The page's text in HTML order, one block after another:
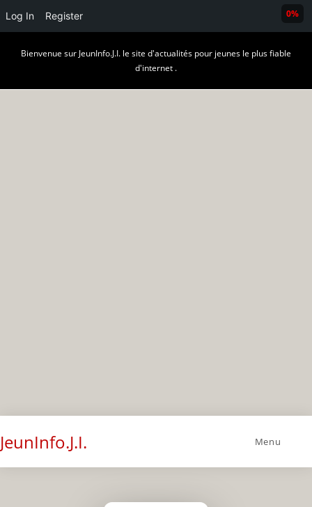
Log In Register
Bienvenue sur JeunInfo.J.I. le site d'actualités pour jeunes le plus fiable
d'internet .
JeunInfo.J.I. Menu
0%